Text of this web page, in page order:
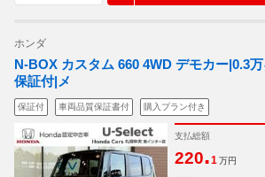
ホンダ
N-BOX カスタム 660 4WD デモカー|0.3
保証付|メ
保証付 車両品質保証書付 購入プラン付き
支払総額
220.1 万円